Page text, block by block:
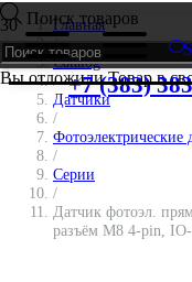
S
Поиск товаров
+7 (383)
Вы отложилиТоварв
Главная
/
Catalog
/
Датчики
/
Фотоэлектрические
/
Серии
/
Датчик фотоэл.
разъём M8 4-pin,